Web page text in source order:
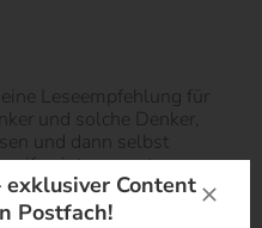
Leseempfehlung für
und solche Denker,
und dann selbst
interessante
danach rufen, mit dem
verknüpft zu
Content
Postfach!